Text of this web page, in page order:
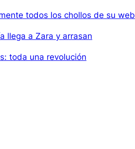
todos los chollos de su web
llega a Zara y arrasan
toda una revolución